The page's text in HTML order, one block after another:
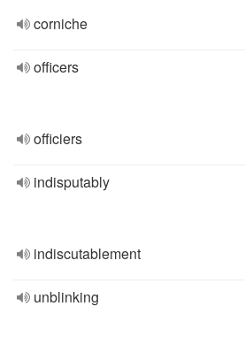
corniche
officers
officiers
indisputably
indiscutablement
unblinking